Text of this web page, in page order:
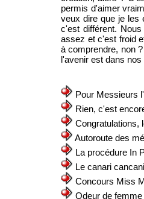
permis d'aimer
veux dire que je les
c'est différent.
assez et c'est froid
à comprendre, non
l'avenir est dans
Pour Messieurs
Rien, c'est
Congratulations,
Autoroute des
La procédure In
Le canari
Concours Miss
Odeur de femme